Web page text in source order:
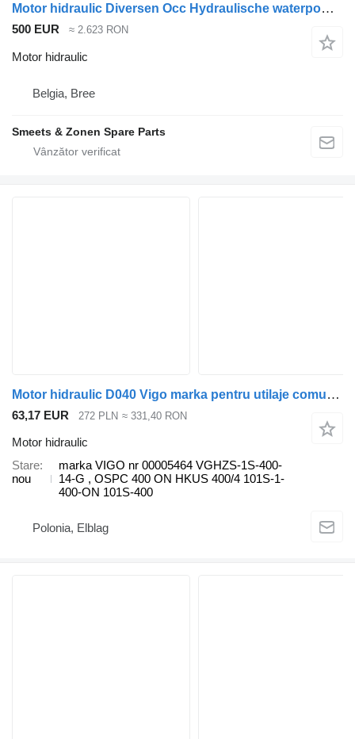
Motor hidraulic Diversen Occ Hydraulische waterpomp Brandweerwagen pentru mașină de pompieri
500 EUR ≈ 2.623 RON
Motor hidraulic
Belgia, Bree
Smeets & Zonen Spare Parts
Motor hidraulic D040 Vigo marka pentru utilaje comunale
63,17 EUR 272 PLN ≈ 331,40 RON
Motor hidraulic
Stare
nou
marka VIGO nr 00005464 VGHZS-1S-400-
14-G , OSPC 400 ON HKUS 400/4 101S-1-
400-ON 101S-400
Polonia, Elblag